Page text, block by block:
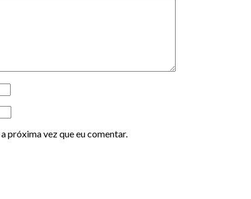
próxima vez que eu comentar.